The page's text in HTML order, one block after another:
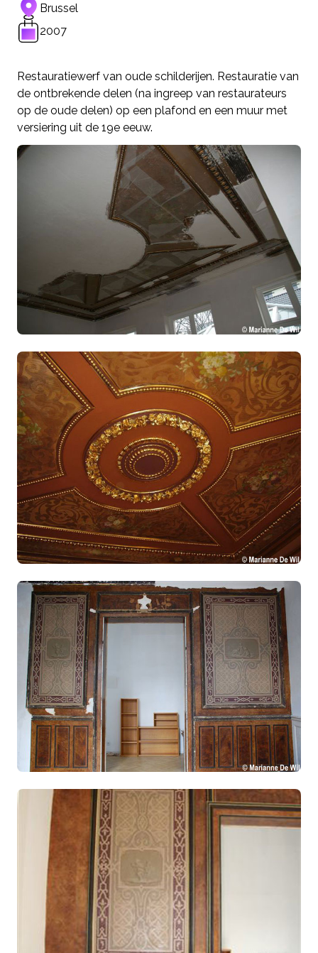
Brussel
2007
Restauratiewerf van oude schilderijen. Restauratie van
de ontbrekende delen (na ingreep van restaurateurs
op de oude delen) op een plafond en een muur met
versiering uit de 19e eeuw.